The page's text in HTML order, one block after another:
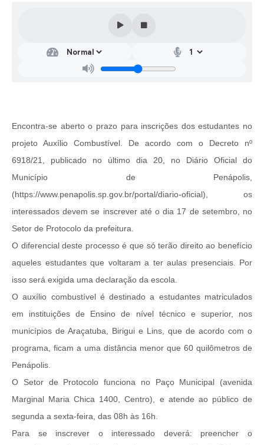
Encontra-se aberto o prazo para inscrições dos estudantes no
projeto Auxílio Combustível. De acordo com o Decreto nº
6918/21, publicado no último dia 20, no Diário Oficial do
Município de Penápolis,
(https://www.penapolis.sp.gov.br/portal/diario-oficial), os
interessados devem se inscrever até o dia 17 de setembro, no
Setor de Protocolo da prefeitura.
O diferencial deste processo é que só terão direito ao benefício
aqueles estudantes que voltaram a ter aulas presenciais. Por
isso será exigida uma declaração da escola.
O auxílio combustível é destinado a estudantes matriculados
em instituições de Ensino de nível técnico e superior, nos
municípios de Araçatuba, Birigui e Lins, que de acordo com o
programa, ficam a uma distância menor que 60 quilômetros de
Penápolis.
O Setor de Protocolo funciona no Paço Municipal (avenida
Marginal Maria Chica 1400, Centro), e atende ao público de
segunda a sexta-feira, das 08h às 16h.
Para se inscrever o interessado deverá: preencher o